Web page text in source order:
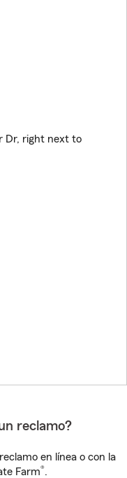
Dr, right next to
reclamo?
en línea o con la
Farm®.